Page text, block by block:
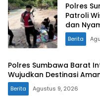
Polres
Patroli
dan
Berita
Polres Sumbawa Barat
Wujudkan Destinasi
Berita Agustus 9, 2026